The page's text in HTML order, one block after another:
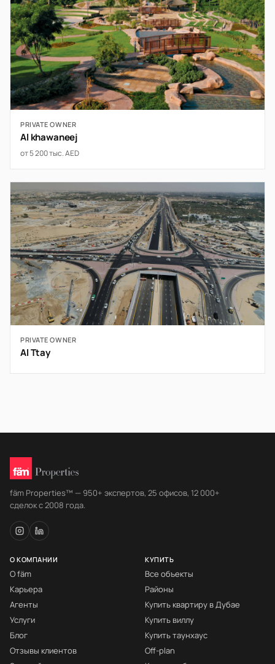
PRIVATE OWNER
Al khawaneej
от 5 200 тыс. AED
PRIVATE OWNER
Al Ttay
fäm Properties™ — 950+ экспертов, 25 офисов, 12 000+
сделок с 2008 года.
О КОМПАНИИ
О fäm
Карьера
Агенты
Услуги
Блог
Отзывы клиентов
КУПИТЬ
Все объекты
Районы
Купить квартиру в Дубае
Купить виллу
Купить таунхаус
Off-plan